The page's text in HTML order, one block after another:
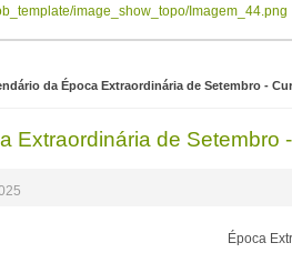
image_show_topo/Imagem_44.png
da Época Extraordinária de Setembro -
Extraordinária de Setembro
Época